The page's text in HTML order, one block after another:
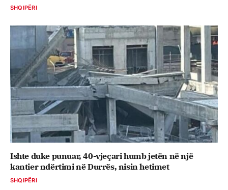
SHQIPËRI
Ishte duke punuar, 40-vjeçari humb jetën në një
kantier ndërtimi në Durrës, nisin hetimet
SHQIPËRI